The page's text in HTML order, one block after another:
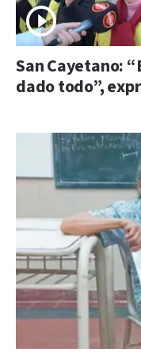
San Cayetano:
dado todo”,